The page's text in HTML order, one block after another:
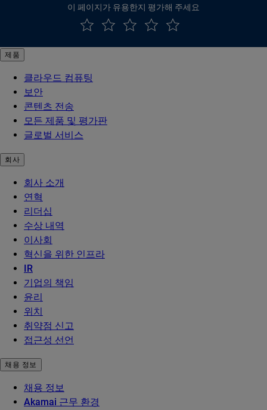
이 페이지가 유용한지 평가해 주세요
제품
클라우드 컴퓨팅
보안
콘텐츠 전송
모든 제품 및 평가판
글로벌 서비스
회사
회사 소개
연혁
리더십
수상 내역
이사회
혁신을 위한 인프라
IR
기업의 책임
윤리
위치
취약점 신고
접근성 선언
채용 정보
채용 정보
Akamai 근무 환경